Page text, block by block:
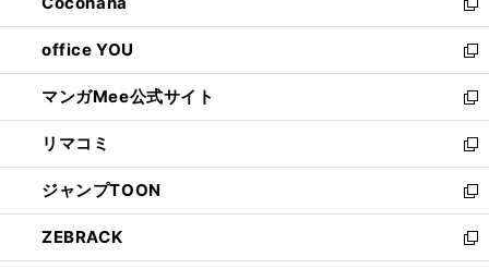
開
く
ド
ウ
で
開
く
い
ウ
ィ
ン
ド
ウ
で
開
く
新
し
い
ウ
ィ
ン
ド
ウ
で
開
く
office YOU
新
し
い
ウ
ィ
ン
ド
ウ
で
開
マンガMee公式サイト
新
し
い
ウ
ィ
ン
ド
ウ
リマコミ
新
し
い
ウ
ィ
ン
ジャンプTOON
新
し
い
ウ
ZEBRACK
新
し